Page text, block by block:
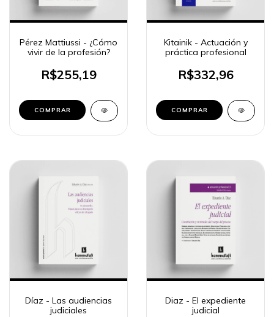
Pérez Mattiussi - ¿Cómo
vivir de la profesión?
R$255,19
COMPRAR
Kitainik - Actuación y
práctica profesional
R$332,96
COMPRAR
Díaz - Las audiencias
judiciales
Diaz - El expediente
judicial